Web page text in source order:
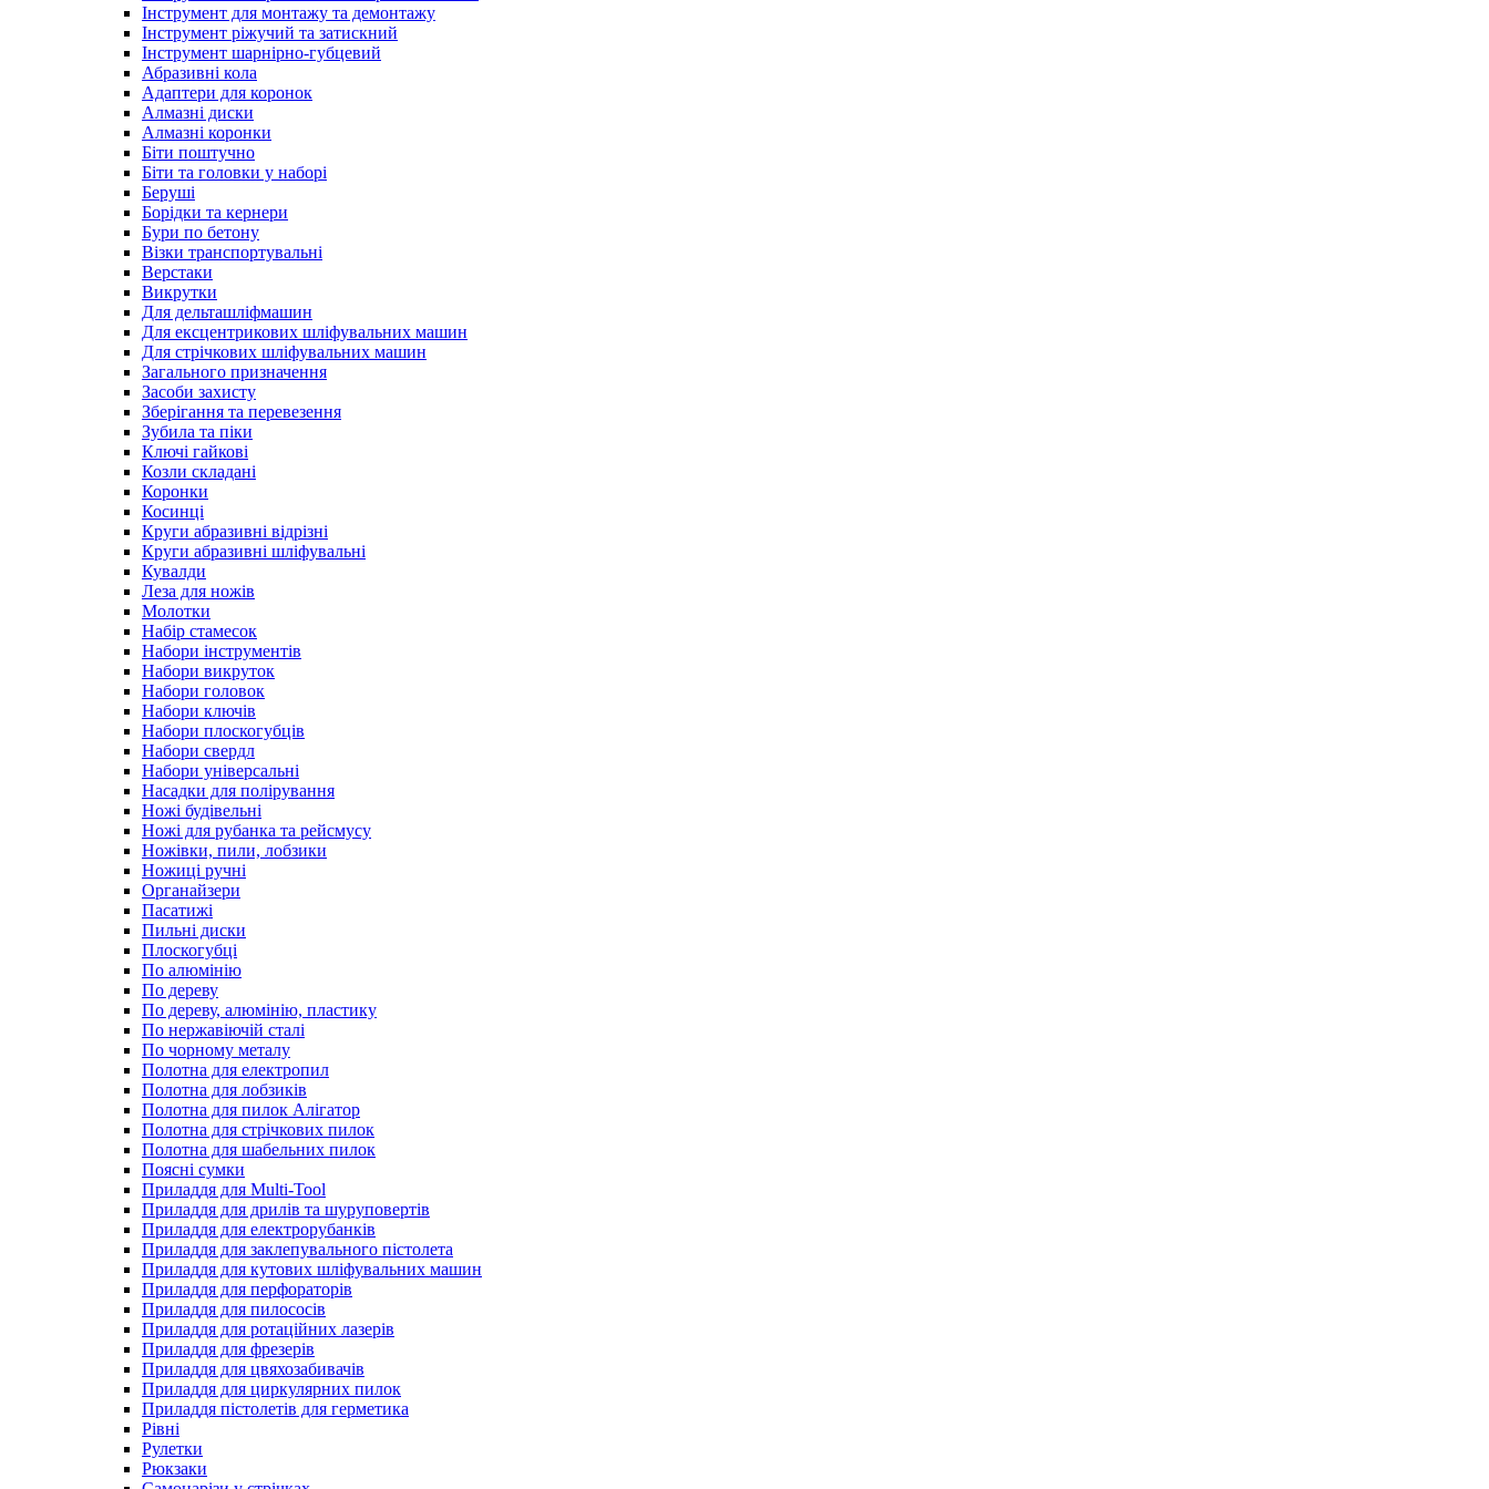
Інструмент для монтажу та демонтажу
Інструмент ріжучий та затискний
Інструмент шарнірно-губцевий
Абразивні кола
Адаптери для коронок
Алмазні диски
Алмазні коронки
Біти поштучно
Біти та головки у наборі
Беруші
Борідки та кернери
Бури по бетону
Візки транспортувальні
Верстаки
Викрутки
Для дельташліфмашин
Для ексцентрикових шліфувальних машин
Для стрічкових шліфувальних машин
Загального призначення
Засоби захисту
Зберігання та перевезення
Зубила та піки
Ключі гайкові
Козли складані
Коронки
Косинці
Круги абразивні відрізні
Круги абразивні шліфувальні
Кувалди
Леза для ножів
Молотки
Набір стамесок
Набори інструментів
Набори викруток
Набори головок
Набори ключів
Набори плоскогубців
Набори свердл
Набори універсальні
Насадки для полірування
Ножі будівельні
Ножі для рубанка та рейсмусу
Ножівки, пили, лобзики
Ножиці ручні
Органайзери
Пасатижі
Пильні диски
Плоскогубці
По алюмінію
По дереву
По дереву, алюмінію, пластику
По нержавіючій сталі
По чорному металу
Полотна для електропил
Полотна для лобзиків
Полотна для пилок Алігатор
Полотна для стрічкових пилок
Полотна для шабельних пилок
Поясні сумки
Приладдя для Multi-Tool
Приладдя для дрилів та шуруповертів
Приладдя для електрорубанків
Приладдя для заклепувального пістолета
Приладдя для кутових шліфувальних машин
Приладдя для перфораторів
Приладдя для пилососів
Приладдя для ротаційних лазерів
Приладдя для фрезерів
Приладдя для цвяхозабивачів
Приладдя для циркулярних пилок
Приладдя пістолетів для герметика
Рівні
Рулетки
Рюкзаки